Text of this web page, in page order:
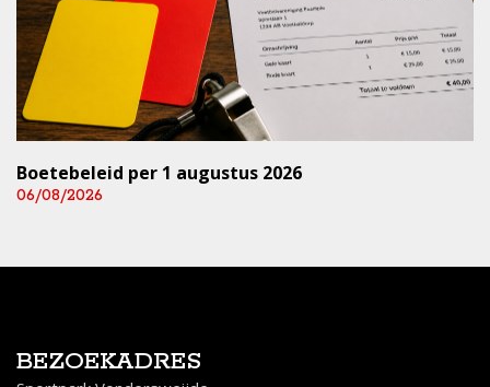
Boetebeleid per 1 augustus 2026
06/08/2026
BEZOEKADRES